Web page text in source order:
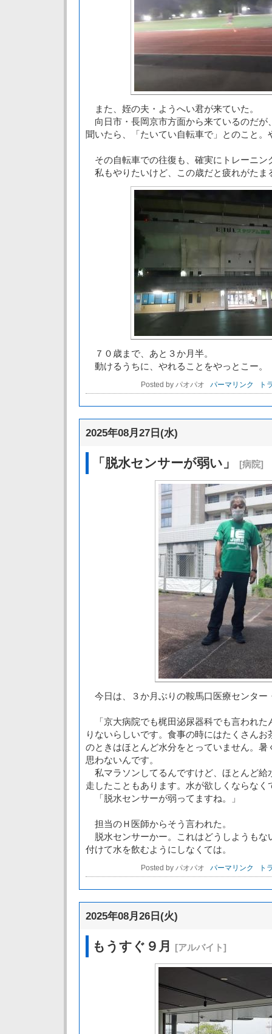
また、姪の夫・ようへい君が来ていた。
向日市・長岡京市方面から来ているのだが
聞いたら、「たいてい自転車で」とのこと。
その自転車での往復も、確実にトレーニン
私もやりたいけど、この歳だと疲れがたま
７０歳まで、あと３か月半。
動けるうちに、やれることをやっとこー。
Posted by パオパオ パーマリンク ト
2025年08月27日(水)
「脱水センサーが弱い」 [病院]
今日は、３か月ぶりの鞍馬口医療センター
「京大病院でも梶田泌尿器科でも言われた
りないらしいです。食事の時にはたくさん
のときはほとんど水分をとっていません。暑
思わないんです。
私マラソンしてるんですけど、ほとんど給
走したこともあります。水が欲しくならなく
「脱水センサーが弱ってますね。」
担当のＨ医師からそう言われた。
脱水センサーかー。これはどうしようもな
付けて水を飲むようにしなくては。
Posted by パオパオ パーマリンク ト
2025年08月26日(火)
もうすぐ９月 [アルバイト]